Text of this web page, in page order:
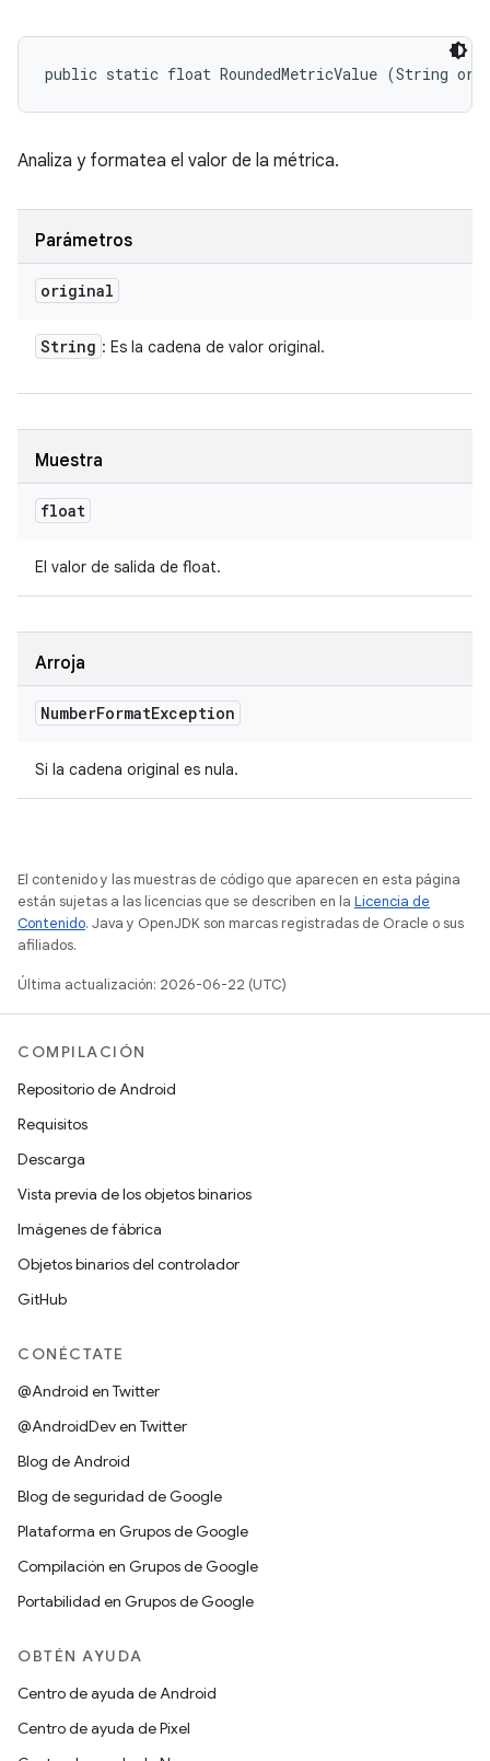
public static float RoundedMetricValue (String
Analiza y formatea el valor de la métrica.
Parámetros
original
String : Es la cadena de valor original.
Muestra
float
El valor de salida de float.
Arroja
NumberFormatException
Si la cadena original es nula.
El contenido y las muestras de código que aparecen en esta página
están sujetas a las licencias que se describen en la Licencia de
Contenido. Java y OpenJDK son marcas registradas de Oracle o sus
afiliados.
Última actualización: 2026-06-22 (UTC)
COMPILACIÓN
Repositorio de Android
Requisitos
Descarga
Vista previa de los objetos binarios
Imágenes de fábrica
Objetos binarios del controlador
GitHub
CONÉCTATE
@Android en Twitter
@AndroidDev en Twitter
Blog de Android
Blog de seguridad de Google
Plataforma en Grupos de Google
Compilación en Grupos de Google
Portabilidad en Grupos de Google
OBTÉN AYUDA
Centro de ayuda de Android
Centro de ayuda de Pixel